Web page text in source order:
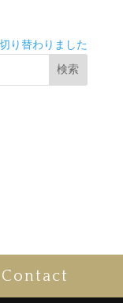
り替わりました
検索
Contact